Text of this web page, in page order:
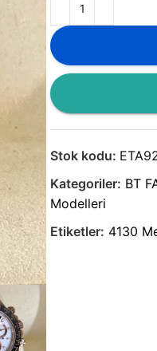
Stok kodu:
Kategoriler: BT
Modelleri
Etiketler: 4130